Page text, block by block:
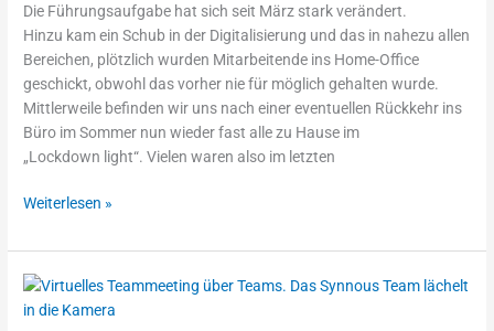
Die Führungsaufgabe hat sich seit März stark verändert.
Hinzu kam ein Schub in der Digitalisierung und das in nahezu allen
Bereichen, plötzlich wurden Mitarbeitende ins Home-Office
geschickt, obwohl das vorher nie für möglich gehalten wurde.
Mittlerweile befinden wir uns nach einer eventuellen Rückkehr ins
Büro im Sommer nun wieder fast alle zu Hause im
„Lockdown light“. Vielen waren also im letzten
Weiterlesen »
Home
Office